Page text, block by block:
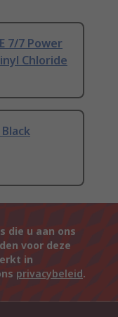
7/7 Power
Chloride
die u aan ons
voor deze
in
privacybeleid.